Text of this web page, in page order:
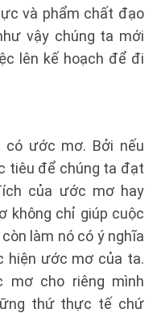
và phẩm chất đạo
vậy chúng ta mới
lên kế hoạch để đi
có ước mơ. Bởi nếu
tiêu để chúng ta đạt
của ước mơ hay
không chỉ giúp cuộc
làm nó có ý nghĩa
hiện ước mơ của ta.
cho riêng mình
thứ thực tế chứ